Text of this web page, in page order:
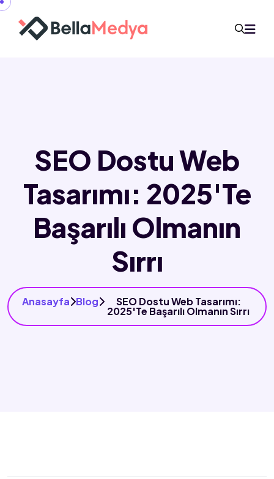
SEO Dostu Web
Tasarımı: 2025'te
Başarılı Olmanın
Sırrı
Anasayfa Blog SEO Dostu Web Tasarımı:
2025'te Başarılı Olmanın Sırrı